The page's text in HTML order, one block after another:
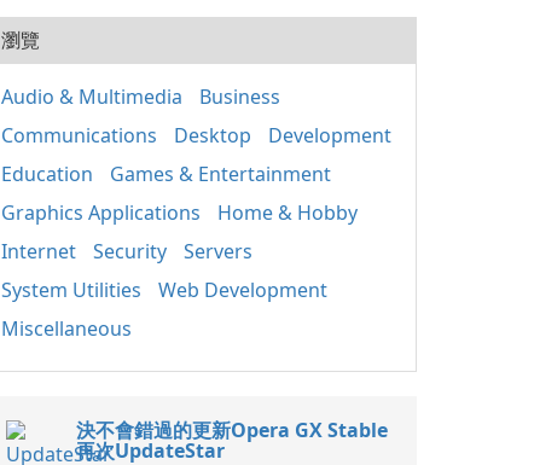
瀏覽
Audio & Multimedia
Business
Communications
Desktop
Development
Education
Games & Entertainment
Graphics Applications
Home & Hobby
Internet
Security
Servers
System Utilities
Web Development
Miscellaneous
決不會錯過的更新Opera GX Stable
再次UpdateStar